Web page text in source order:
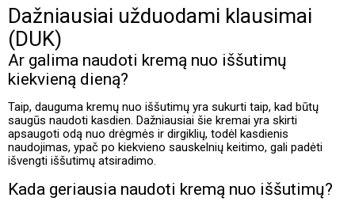
Dažniausiai užduodami klausimai
(DUK)
Ar galima naudoti kremą nuo iššutimų
kiekvieną dieną?
Taip, dauguma kremų nuo iššutimų yra sukurti taip, kad būtų
saugūs naudoti kasdien. Dažniausiai šie kremai yra skirti
apsaugoti odą nuo drėgmės ir dirgiklių, todėl kasdienis
naudojimas, ypač po kiekvieno sauskelnių keitimo, gali padėti
išvengti iššutimų atsiradimo.
Kada geriausia naudoti kremą nuo iššutimų?